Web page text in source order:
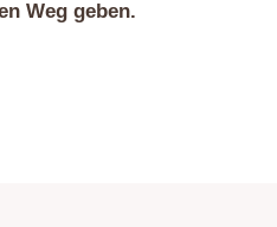
Weg geben.